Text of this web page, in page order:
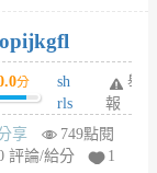
6
個
月
前
分
sh
rls
k
m
舉
報
享
749點閱
評論/給分
1